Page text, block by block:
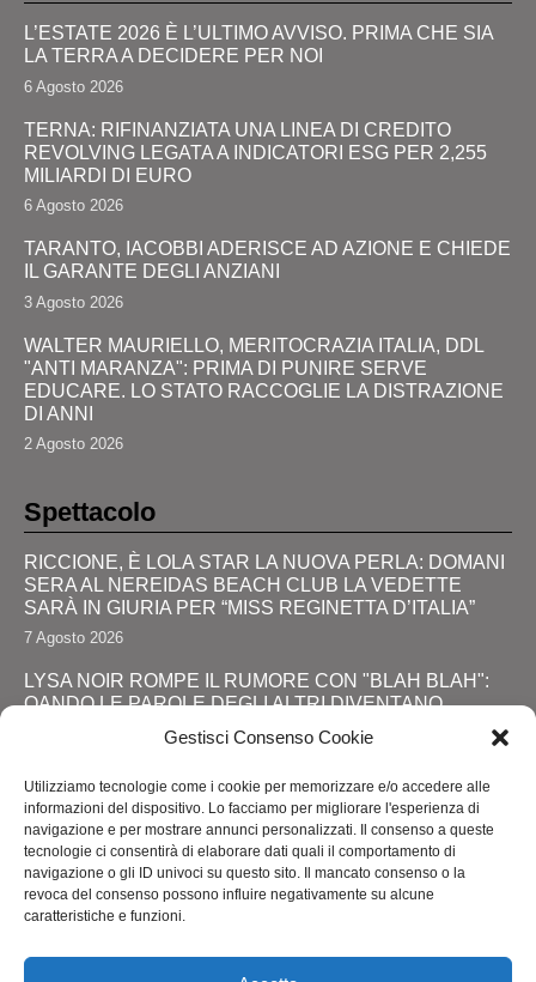
Gestisci Consenso Cookie
Utilizziamo tecnologie come i cookie per memorizzare e/o accedere alle
informazioni del dispositivo. Lo facciamo per migliorare l'esperienza di
navigazione e per mostrare annunci personalizzati. Il consenso a queste
tecnologie ci consentirà di elaborare dati quali il comportamento di
navigazione o gli ID univoci su questo sito. Il mancato consenso o la
revoca del consenso possono influire negativamente su alcune
caratteristiche e funzioni.
L’ESTATE 2026 È L’ULTIMO AVVISO. PRIMA CHE SIA
LA TERRA A DECIDERE PER NOI
6 Agosto 2026
TERNA: RIFINANZIATA UNA LINEA DI CREDITO
REVOLVING LEGATA A INDICATORI ESG PER 2,255
MILIARDI DI EURO
6 Agosto 2026
TARANTO, IACOBBI ADERISCE AD AZIONE E CHIEDE
IL GARANTE DEGLI ANZIANI
3 Agosto 2026
WALTER MAURIELLO, MERITOCRAZIA ITALIA, DDL
"ANTI MARANZA": PRIMA DI PUNIRE SERVE
EDUCARE. LO STATO RACCOGLIE LA DISTRAZIONE
DI ANNI
2 Agosto 2026
Spettacolo
RICCIONE, È LOLA STAR LA NUOVA PERLA: DOMANI
SERA AL NEREIDAS BEACH CLUB LA VEDETTE
SARÀ IN GIURIA PER “MISS REGINETTA D’ITALIA”
7 Agosto 2026
LYSA NOIR ROMPE IL RUMORE CON "BLAH BLAH":
QANDO LE PAROLE DEGLI ALTRI DIVENTANO
JOHNNY DEPP RITORNA DA PROTAGONISTA: IL
GRANDE SHOW AL COMIC-CON E LA SVOLTA
DEFINITIVA!
24 Luglio 2026
RIMINI, LOLA STAR “ANTICIPA” IL PRIDE CON UNA
MAREBELLO A MIRAMARE